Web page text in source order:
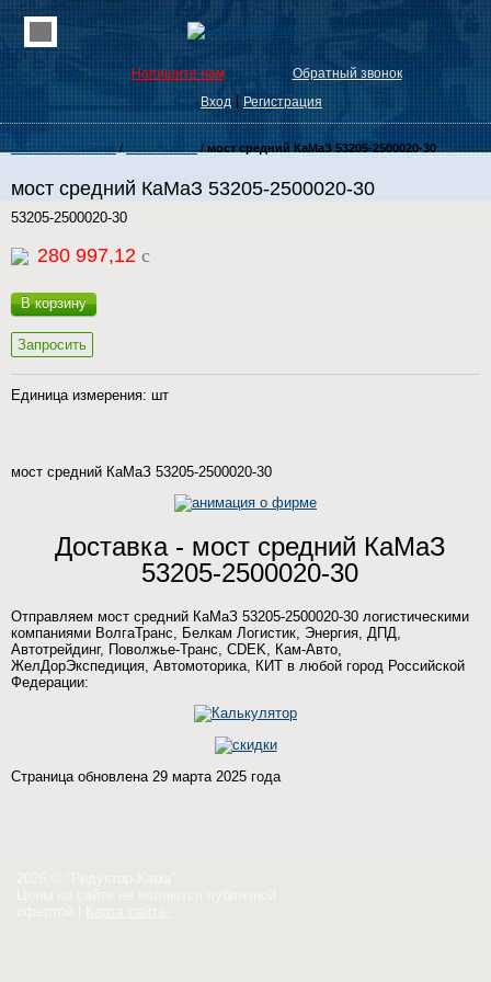
Напишите нам
Обратный звонок
Вход
Регистрация
Каталог Запчастей/Мост КАМАЗ/мост средний КаМаЗ 53205-2500020-30
мост средний КаМаЗ 53205-2500020-30
53205-2500020-30
280 997,12 c
В корзину
Запросить
Единица измерения: шт
мост средний КаМаЗ 53205-2500020-30
Доставка - мост средний КаМаЗ
53205-2500020-30
Отправляем мост средний КаМаЗ 53205-2500020-30 логистическими
компаниями ВолгаТранс, Белкам Логистик, Энергия, ДПД,
Автотрейдинг, Поволжье-Транс, CDEK, Кам-Авто,
ЖелДорЭкспедиция, Автомоторика, КИТ в любой город Российской
Федерации:
Страница обновлена 29 марта 2025 года